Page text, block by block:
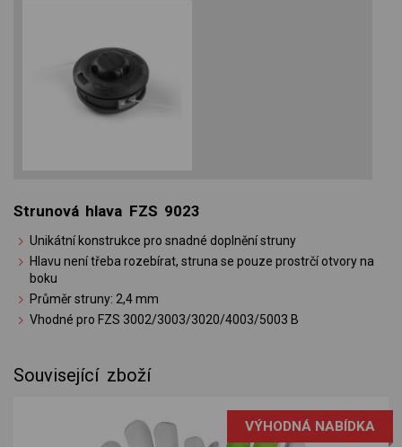
Strunová hlava FZS 9023
Unikátní konstrukce pro snadné doplnění struny
Hlavu není třeba rozebírat, struna se pouze prostrčí otvory na
boku
Průměr struny: 2,4 mm
Vhodné pro FZS 3002/3003/3020/4003/5003 B
Související zboží
VÝHODNÁ NABÍDKA